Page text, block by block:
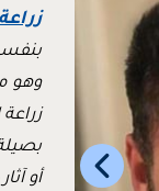
وهو
أو